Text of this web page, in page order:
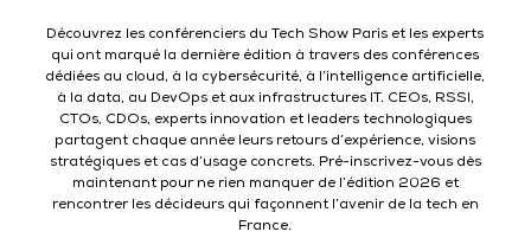
Découvrez les conférenciers du Tech Show Paris et les experts
qui ont marqué la dernière édition à travers des conférences
dédiées au cloud, à la cybersécurité, à l’intelligence artificielle,
à la data, au DevOps et aux infrastructures IT. CEOs, RSSI,
CTOs, CDOs, experts innovation et leaders technologiques
partagent chaque année leurs retours d’expérience, visions
stratégiques et cas d’usage concrets. Pré-inscrivez-vous dès
maintenant pour ne rien manquer de l’édition 2026 et
rencontrer les décideurs qui façonnent l’avenir de la tech en
France.